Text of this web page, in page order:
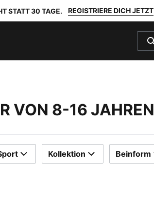
STATT 30 TAGE. REGISTRIERE DICH JETZT
VON 8-16 JAHREN
Kollektion Beinform